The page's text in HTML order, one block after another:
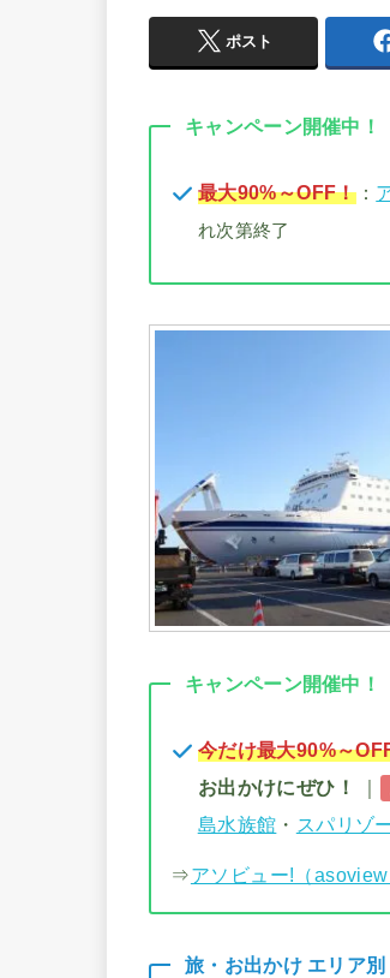
ポスト
キャンペーン開催中！
最大90%～OFF！：
れ次第終了
キャンペーン開催中！
今だけ最大90%～
お出かけにぜひ！
｜
島水族館 ・ スパリゾ
⇒アソビュー!（asoview
旅・お出かけ エリア別